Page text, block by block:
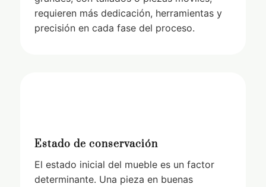
requieren más dedicación, herramientas y
precisión en cada fase del proceso.
Estado de conservación
El estado inicial del mueble es un factor
determinante. Una pieza en buenas